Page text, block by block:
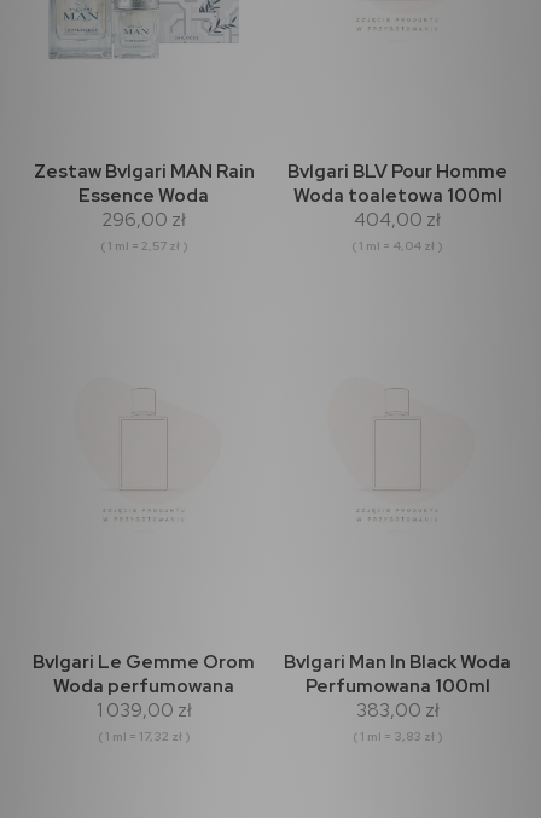
Zestaw Bvlgari MAN Rain
Essence Woda
perfumowana 100ml +
15ml
296,00 zł
( 1 ml = 2,57 zł )
Bvlgari BLV Pour Homme
Woda toaletowa 100ml
404,00 zł
( 1 ml = 4,04 zł )
Bvlgari Le Gemme Orom
Woda perfumowana
60ml
1 039,00 zł
( 1 ml = 17,32 zł )
Bvlgari Man In Black Woda
Perfumowana 100ml
383,00 zł
( 1 ml = 3,83 zł )